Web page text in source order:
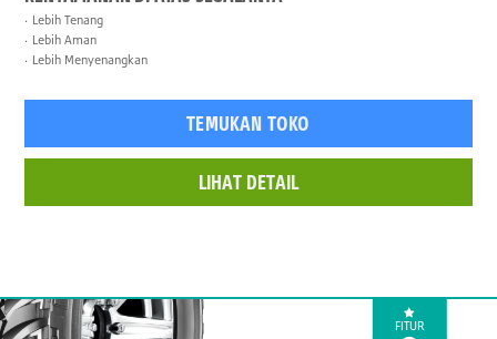
Lebih Tenang
Lebih Aman
Lebih Menyenangkan
TEMUKAN TOKO
LIHAT DETAIL
FITUR